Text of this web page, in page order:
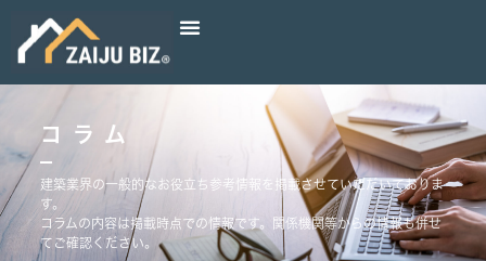
コラム
建築業界の一般的なお役立ち参考情報を掲載させていただいておりま
す。
コラムの内容は掲載時点での情報です。関係機関等からの情報も併せ
てご確認ください。